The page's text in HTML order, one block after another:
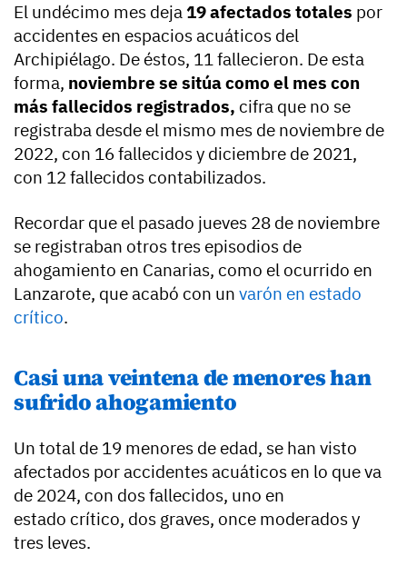
El undécimo mes deja 19 afectados totales por
accidentes en espacios acuáticos del
Archipiélago. De éstos, 11 fallecieron. De esta
forma, noviembre se sitúa como el mes con
más fallecidos registrados, cifra que no se
registraba desde el mismo mes de noviembre de
2022, con 16 fallecidos y diciembre de 2021,
con 12 fallecidos contabilizados.
Recordar que el pasado jueves 28 de noviembre
se registraban otros tres episodios de
ahogamiento en Canarias, como el ocurrido en
Lanzarote, que acabó con un varón en estado
crítico.
Casi una veintena de menores han
sufrido ahogamiento
Un total de 19 menores de edad, se han visto
afectados por accidentes acuáticos en lo que va
de 2024, con dos fallecidos, uno en
estado crítico, dos graves, once moderados y
tres leves.